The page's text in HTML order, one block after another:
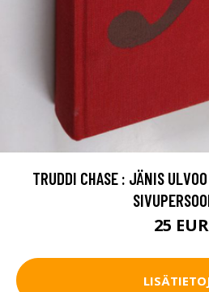
TRUDDI CHASE : JÄNIS
25 EUR